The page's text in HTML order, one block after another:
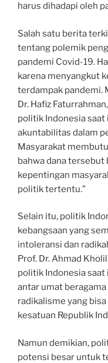
harus dihadapi oleh
Salah satu berita
tentang polemik
pandemi Covid-19.
karena menyangkut
terdampak pandemi.
Dr. Hafiz
politik Indonesia saat
akuntabilitas dalam
Masyarakat
bahwa dana
kepentingan
politik tertentu.”
Selain itu, politik
kebangsaan yang
intoleransi dan
Prof. Dr. Ahmad
politik Indonesia saat
antar umat
radikalisme yang
kesatuan Republik
Namun demikian,
potensi besar untuk